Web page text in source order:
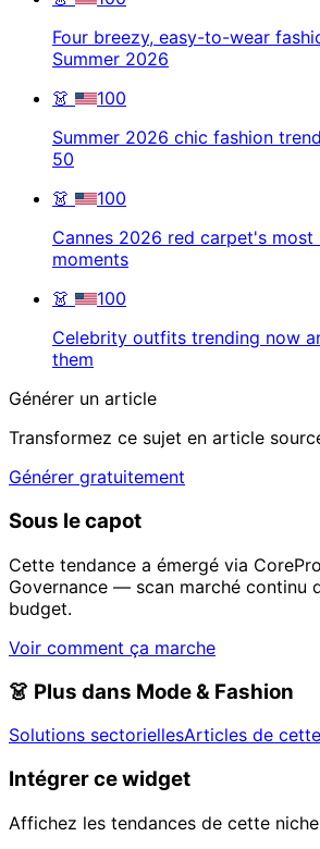
Four breezy, easy-to-wear
Summer 2026
👗
100
Summer 2026 chic fashion
50
👗
100
Cannes 2026 red carpet's most
moments
👗
100
Celebrity outfits trending now
them
Générer un article
Transformez ce sujet en article
Générer gratuitement
Sous le capot
Cette tendance a émergé via
Governance — scan marché continu
budget.
Voir comment ça marche
👗 Plus dans Mode & Fashion
Solutions sectoriellesArticles de
Intégrer ce widget
Affichez les tendances de cette